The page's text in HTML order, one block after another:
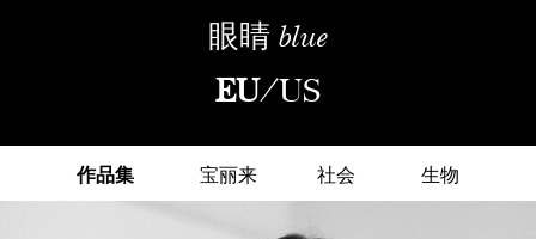
眼睛 blue
EU/US
作品集 宝丽来 社会 生物